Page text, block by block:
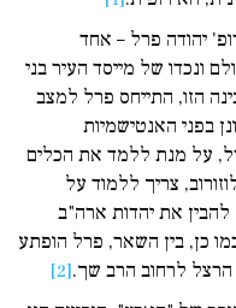
יהודה פרל – אחד
ונכדו של מייסד העיר בני
הזו, התייחס פרל למצב
בפני האנטישמיות
על מנת ללמד את הכלים
צריך ללמוד על
להבין את יהדות ארה"ב
כן, בין השאר, פרל הופתע
לרחוב הרב שך.[2]